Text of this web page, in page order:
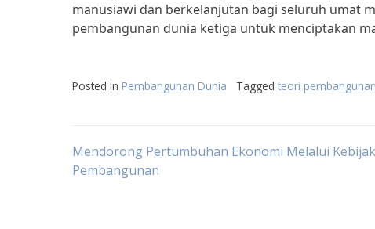
manusiawi dan berkelanjutan bagi seluruh umat
pembangunan dunia ketiga untuk menciptakan
Posted in Pembangunan Dunia Tagged teori
Post
Mendorong Pertumbuhan Ekonomi Melalui
Pembangunan